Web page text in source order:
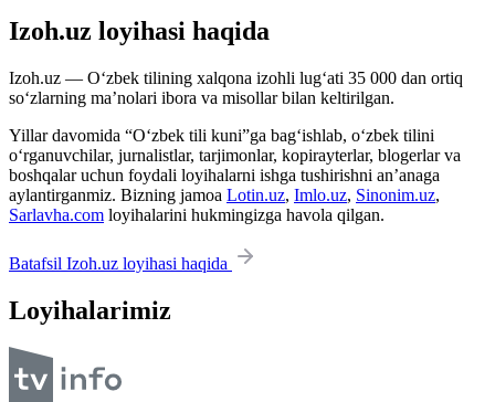
Izoh.uz loyihasi haqida
Izoh.uz — O‘zbek tilining xalqona izohli lug‘ati 35 000 dan ortiq
so‘zlarning ma’nolari ibora va misollar bilan keltirilgan.
Yillar davomida “O‘zbek tili kuni”ga bag‘ishlab, o‘zbek tilini
o‘rganuvchilar, jurnalistlar, tarjimonlar, kopirayterlar, blogerlar va
boshqalar uchun foydali loyihalarni ishga tushirishni an’anaga
aylantirganmiz. Bizning jamoa Lotin.uz, Imlo.uz, Sinonim.uz,
Sarlavha.com loyihalarini hukmingizga havola qilgan.
Batafsil Izoh.uz loyihasi haqida
Loyihalarimiz